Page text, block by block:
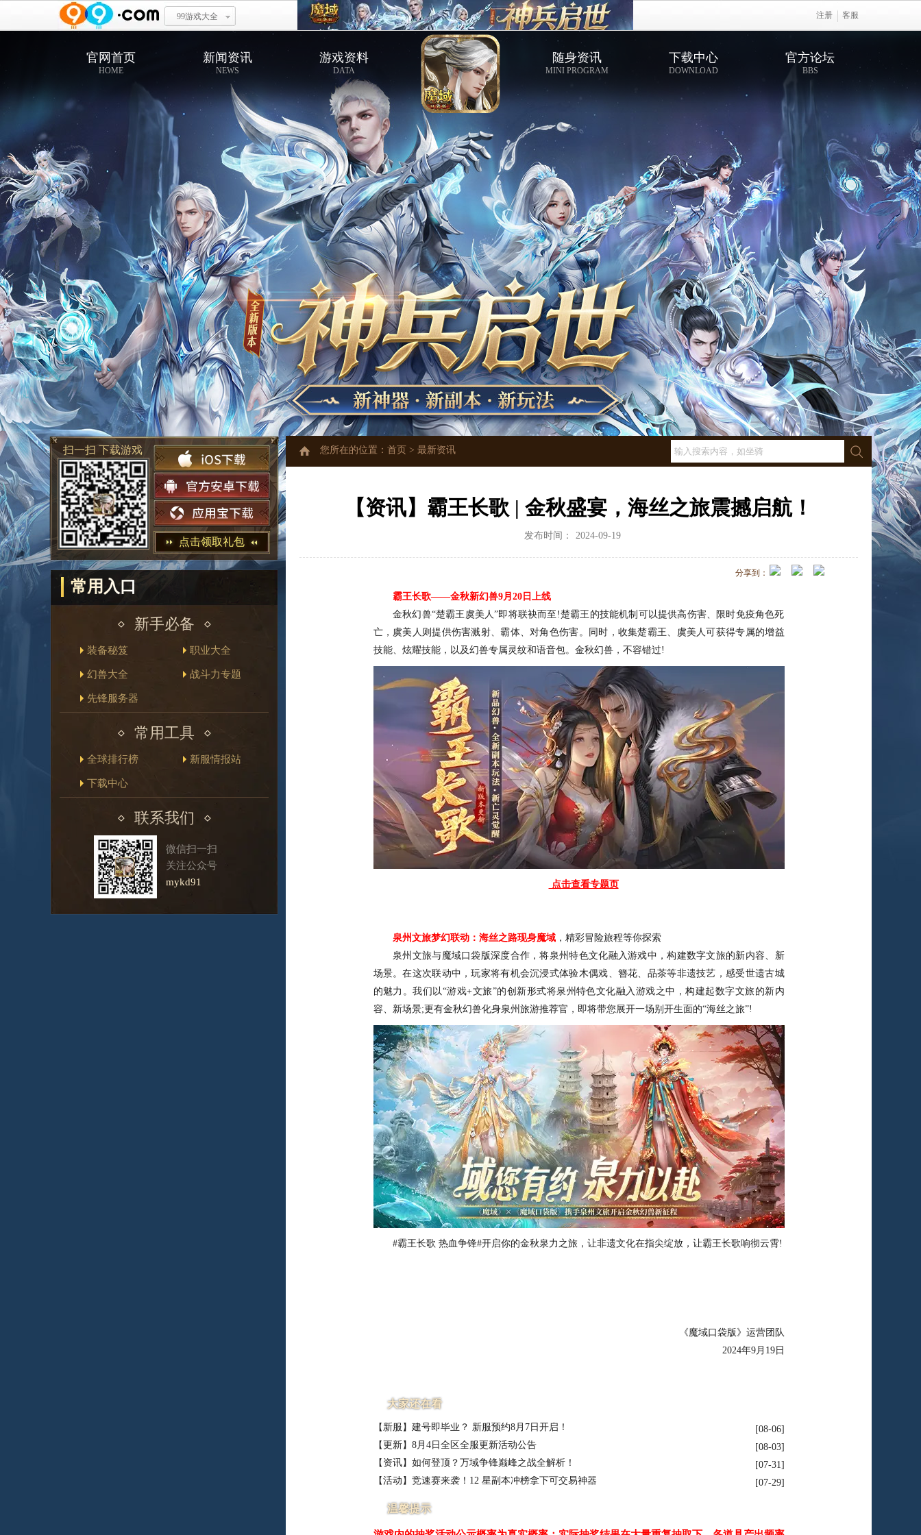
99游戏大全 注册 客服
官网首页
HOME
新闻资讯
NEWS
游戏资料
DATA
随身资讯
MINI PROGRAM
下载中心
DOWNLOAD
官方论坛
BBS
扫一扫 下载游戏
点击领取礼包
常用入口
新手必备
装备秘笈 职业大全
幻兽大全 战斗力专题
先锋服务器
常用工具
全球排行榜 新服情报站
下载中心
联系我们
微信扫一扫
关注公众号
mykd91
您所在的位置： 首页 > 最新资讯
【资讯】霸王长歌 | 金秋盛宴，海丝之旅震撼启航！
发布时间： 2024-09-19
分享到：
霸王长歌——金秋新幻兽9月20日上线
金秋幻兽“楚霸王虞美人”即将联袂而至!楚霸王的技能机制可以提供高伤害、限时免疫角色死
亡，虞美人则提供伤害溅射、霸体、对角色伤害。同时，收集楚霸王、虞美人可获得专属的增益
技能、炫耀技能，以及幻兽专属灵纹和语音包。金秋幻兽，不容错过!
点击查看专题页
泉州文旅梦幻联动：海丝之路现身魔域，精彩冒险旅程等你探索
泉州文旅与魔域口袋版深度合作，将泉州特色文化融入游戏中，构建数字文旅的新内容、新
场景。在这次联动中，玩家将有机会沉浸式体验木偶戏、簪花、品茶等非遗技艺，感受世遗古城
的魅力。我们以“游戏+文旅”的创新形式将泉州特色文化融入游戏之中，构建起数字文旅的新内
容、新场景;更有金秋幻兽化身泉州旅游推荐官，即将带您展开一场别开生面的“海丝之旅”!
#霸王长歌 热血争锋#开启你的金秋泉力之旅，让非遗文化在指尖绽放，让霸王长歌响彻云霄!
《魔域口袋版》运营团队
2024年9月19日
大家还在看
【新服】建号即毕业？ 新服预约8月7日开启！
08-06
【更新】8月4日全区全服更新活动公告
08-03
【资讯】如何登顶？万域争锋巅峰之战全解析！
07-31
【活动】竞速赛来袭！12 星副本冲榜拿下可交易神器
07-29
温馨提示